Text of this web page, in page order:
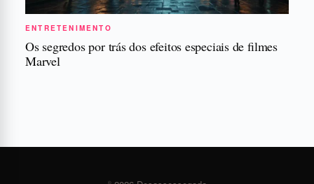
ENTRETENIMENTO
Os segredos por trás dos efeitos especiais de filmes
Marvel